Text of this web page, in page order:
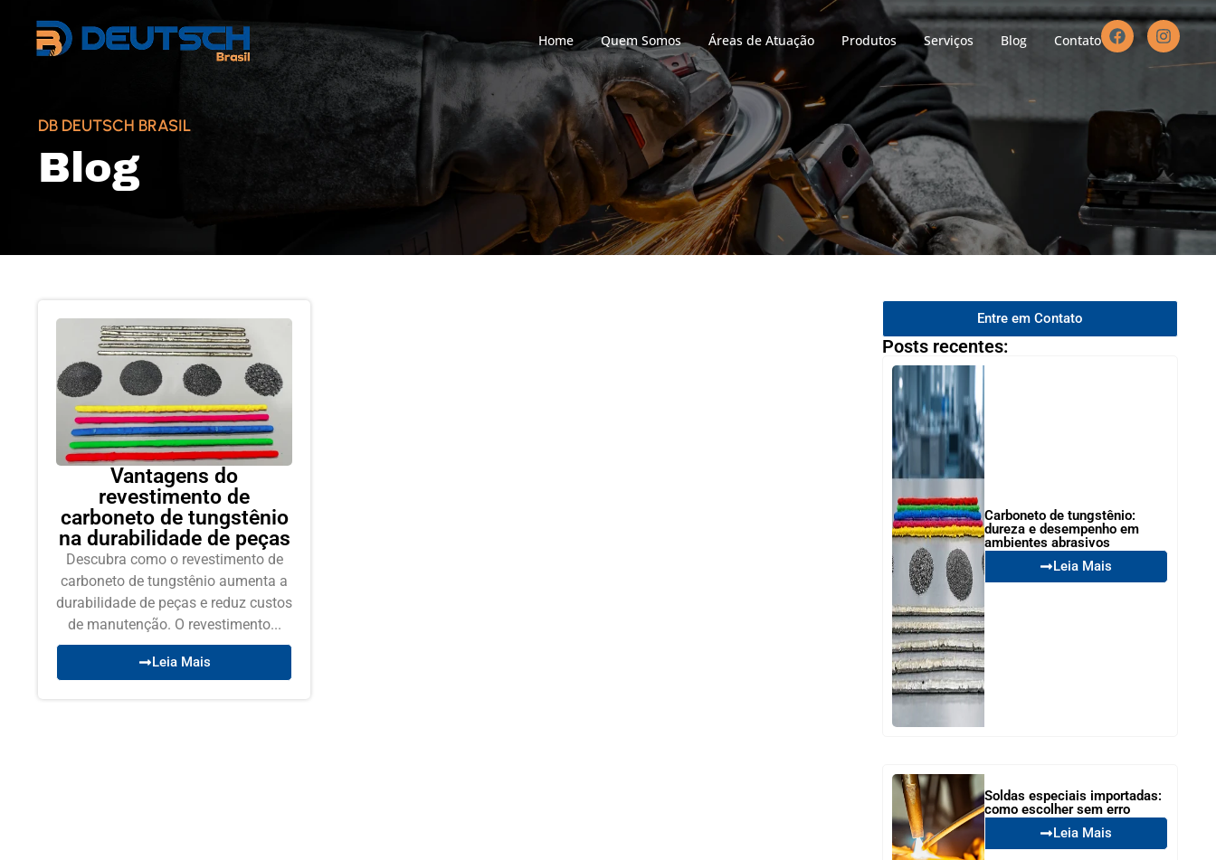
Home Quem Somos Áreas de Atuação Produtos Serviços Blog Contato
DB DEUTSCH BRASIL
Blog
Vantagens do
revestimento de
carboneto de tungstênio
na durabilidade de peças
Descubra como o revestimento de
carboneto de tungstênio aumenta a
durabilidade de peças e reduz custos
de manutenção. O revestimento...
Leia Mais
Entre em Contato
Posts recentes:
Carboneto de tungstênio:
dureza e desempenho em
ambientes abrasivos
Leia Mais
Soldas especiais importadas:
como escolher sem erro
Leia Mais